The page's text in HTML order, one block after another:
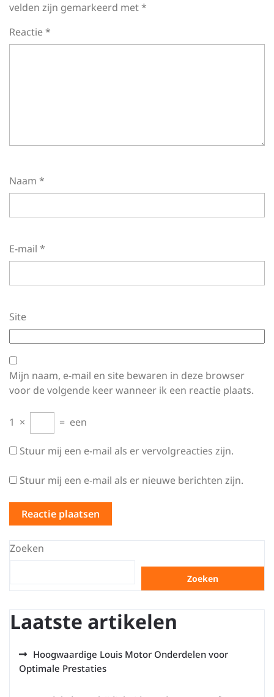
velden zijn gemarkeerd met*
Reactie*
Naam *
E-mail *
Site
Mijn naam, e-mail en site bewaren in deze browser
voor de volgende keer wanneer ik een reactie plaats.
1 × = een
Stuur mij een e-mail als er vervolgreacties zijn.
Stuur mij een e-mail als er nieuwe berichten zijn.
Zoeken
Zoeken
Laatste artikelen
Hoogwaardige Louis Motor Onderdelen voor
Optimale Prestaties